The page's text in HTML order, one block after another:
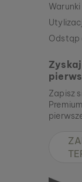
Odstąp
Zapisz